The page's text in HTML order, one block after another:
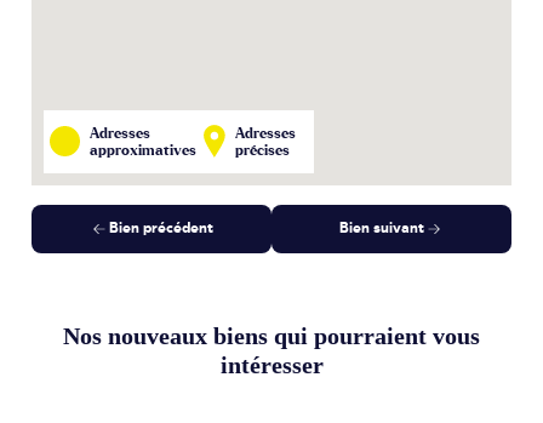
Adresses
approximatives
Adresses
précises
Bien précédent Bien suivant
Nos nouveaux biens qui pourraient vous
intéresser